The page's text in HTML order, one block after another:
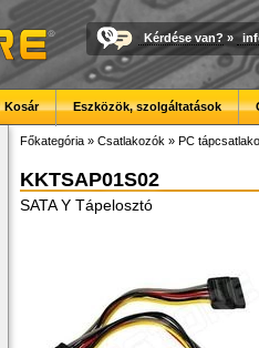
Kérdése van? »
Kosár Eszközök, szolgáltatások
Főkategória » Csatlakozók » PC
KKTSAP01S02
SATA Y Tápelosztó